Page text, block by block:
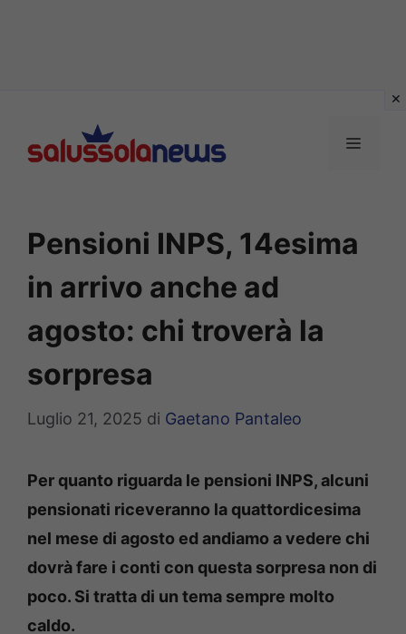
contenuto
MENU
Pensioni INPS, 14esima
in arrivo anche ad
agosto: chi troverà la
sorpresa
Luglio 21, 2025 di Gaetano Pantaleo
Per quanto riguarda le pensioni INPS, alcuni
pensionati riceveranno la quattordicesima
nel mese di agosto ed andiamo a vedere chi
dovrà fare i conti con questa sorpresa non di
poco. Si tratta di un tema sempre molto
caldo.